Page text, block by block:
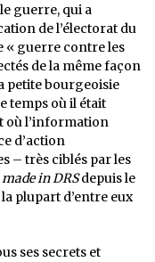
guerre, qui a
de l’électorat du
« guerre contre les
de la même façon
petite bourgeoisie
temps où il était
où l’information
d’action
– très ciblés par les
made in DRSdepuis le
plupart d’entre eux
ses secrets et